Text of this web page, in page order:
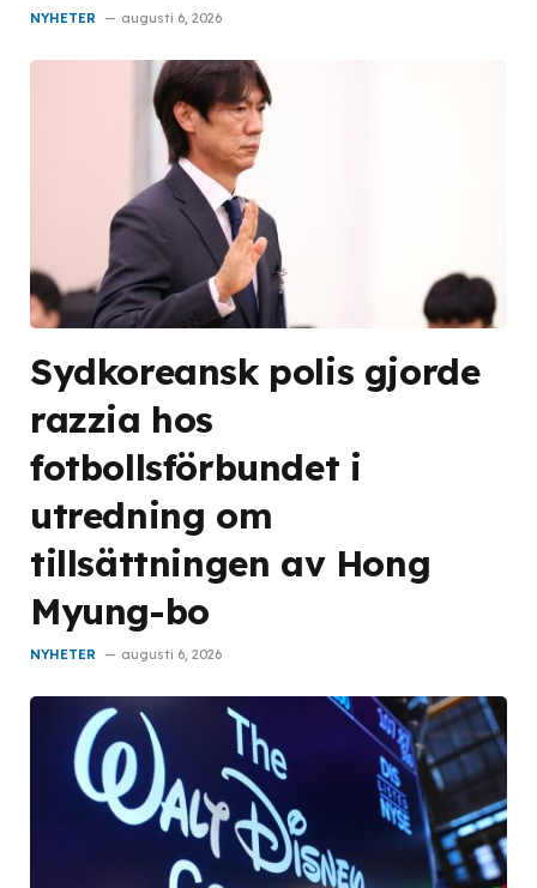
NYHETER augusti 6, 2026
Sydkoreansk polis gjorde
razzia hos
fotbollsförbundet i
utredning om
tillsättningen av Hong
Myung-bo
NYHETER augusti 6, 2026